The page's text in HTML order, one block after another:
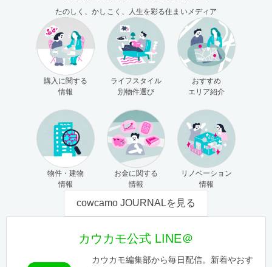
たのしく、かしこく、人生を彩る住まいメディア
購入に関する
情報
ライフスタイル
別物件選び
おすすめ
エリア紹介
物件・建物
情報
お金に関する
情報
リノベーション
情報
cowcamo JOURNALを見る
カウカモ公式 LINE＠
カウカモ編集部から毎日配信。新着やおす